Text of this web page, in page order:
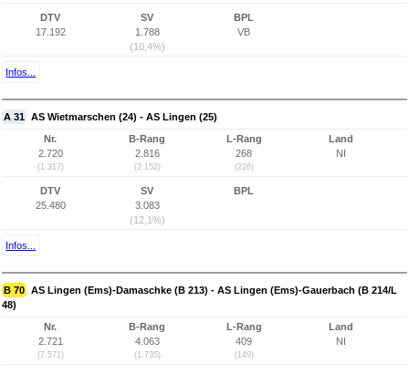
DTV
17.192
SV
1.788
(10,4%)
BPL
VB
Infos...
A 31 AS Wietmarschen (24) - AS Lingen (25)
Nr.
2.720
(1.317)
B-Rang
2.816
(2.152)
L-Rang
268
(226)
Land
NI
DTV
25.480
SV
3.083
(12,1%)
BPL
Infos...
B 70 AS Lingen (Ems)-Damaschke (B 213) - AS Lingen (Ems)-Gauerbach (B 214/L
48)
Nr.
2.721
(7.571)
B-Rang
4.063
(1.735)
L-Rang
409
(149)
Land
NI